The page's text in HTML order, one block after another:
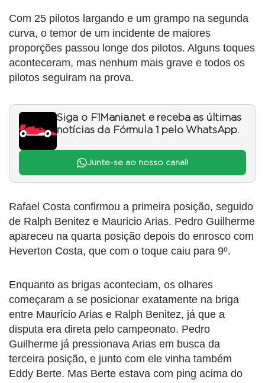
Com 25 pilotos largando e um grampo na segunda
curva, o temor de um incidente de maiores
proporções passou longe dos pilotos. Alguns toques
aconteceram, mas nenhum mais grave e todos os
pilotos seguiram na prova.
Siga o F1Mania.net e receba as últimas
notícias da Fórmula 1 pelo WhatsApp.
Junte-se ao nosso canal!
Rafael Costa confirmou a primeira posição, seguido
de Ralph Benitez e Mauricio Arias. Pedro Guilherme
apareceu na quarta posição depois do enrosco com
Heverton Costa, que com o toque caiu para 9º.
Enquanto as brigas aconteciam, os olhares
começaram a se posicionar exatamente na briga
entre Mauricio Arias e Ralph Benitez, já que a
disputa era direta pelo campeonato. Pedro
Guilherme já pressionava Arias em busca da
terceira posição, e junto com ele vinha também
Eddy Berte. Mas Berte estava com ping acima do